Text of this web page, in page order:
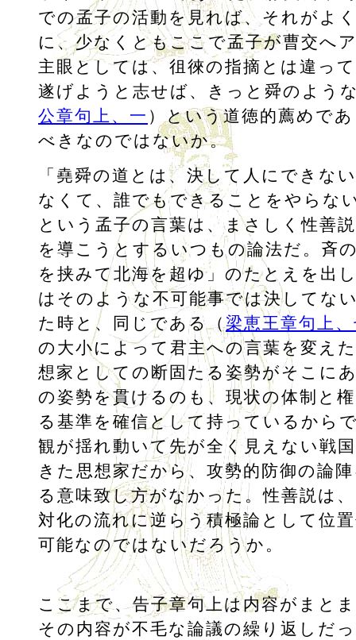
での孟子の活動を見れば、それがよ
に、少なくともここで孟子が曹交へ
主眼としては、徂徠の指摘とは違っ
遂げようと志せば、きっと舜のよう
公章句上、一 ）という道徳的薦めで
べきなのではないか。
「堯舜の道とは、決して人にできな
なくて、誰でもできることをやらな
という孟子の言葉は、まさしく性善
を導こうとするいつもの論法だ。斉
を挟みて北海を超ゆ」のたとえを出
はそのような不可能事では決してな
た時と、同じである（梁恵王章句上
の大小によって君主への言葉を変え
想家としての断固たる姿勢がそこに
の姿勢を貫けるのも、現状の体制と
る基準を確信として持っているから
観が揺れ動いて先が全く見えない戦
きた思想家だから、攻勢的防御の論
る意味致し方がなかった。性善説は
対化の流れに逆らう積極論として位
可能なのではないだろうか。
ここまで、告子章句上は内容がまと
その内容が不毛な論議の繰り返しだ